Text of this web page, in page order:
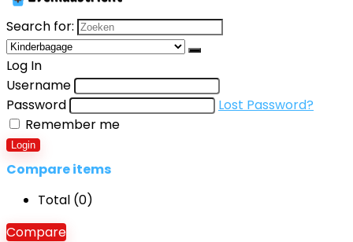
Search for:
Log In
Username
Password
Lost Password?
Remember me
Login
Compare items
Total (0)
Compare